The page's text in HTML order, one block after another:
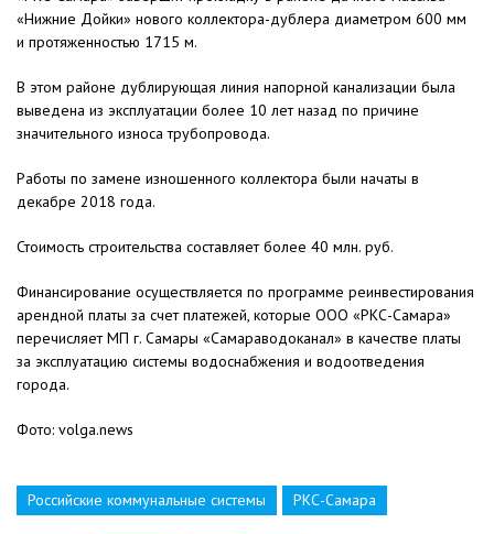
«Нижние Дойки» нового коллектора-дублера диаметром 600 мм
и протяженностью 1715 м.
В этом районе дублирующая линия напорной канализации была
выведена из эксплуатации более 10 лет назад по причине
значительного износа трубопровода.
Работы по замене изношенного коллектора были начаты в
декабре 2018 года.
Стоимость строительства составляет более 40 млн. руб.
Финансирование осуществляется по программе реинвестирования
арендной платы за счет платежей, которые ООО «РКС-Самара»
перечисляет МП г. Самары «Самараводоканал» в качестве платы
за эксплуатацию системы водоснабжения и водоотведения
города.
Фото: volga.news
Российские коммунальные системы РКС-Самара